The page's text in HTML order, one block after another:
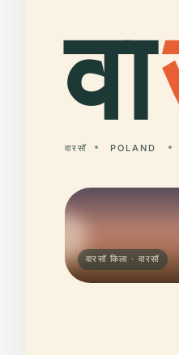
वा
वारसॉ POLAND
वारसॉ किला · वारसॉ